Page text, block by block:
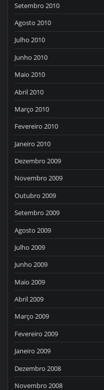
Setembro 2010
Agosto 2010
Julho 2010
Junho 2010
Maio 2010
Abril 2010
Março 2010
Fevereiro 2010
Janeiro 2010
Dezembro 2009
Novembro 2009
Outubro 2009
Setembro 2009
Agosto 2009
Julho 2009
Junho 2009
Maio 2009
Abril 2009
Março 2009
Fevereiro 2009
Janeiro 2009
Dezembro 2008
Novembro 2008